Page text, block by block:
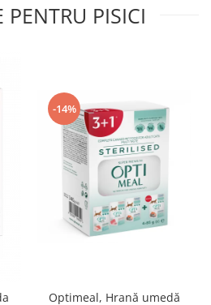
PENTRU PISICI
-14%
Optimeal, Hrană umedă